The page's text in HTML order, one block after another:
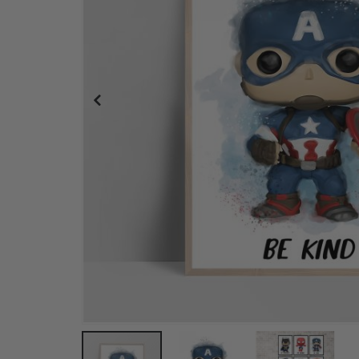
Personalisiertes Poster - Magazin-Cover-Stil - KI